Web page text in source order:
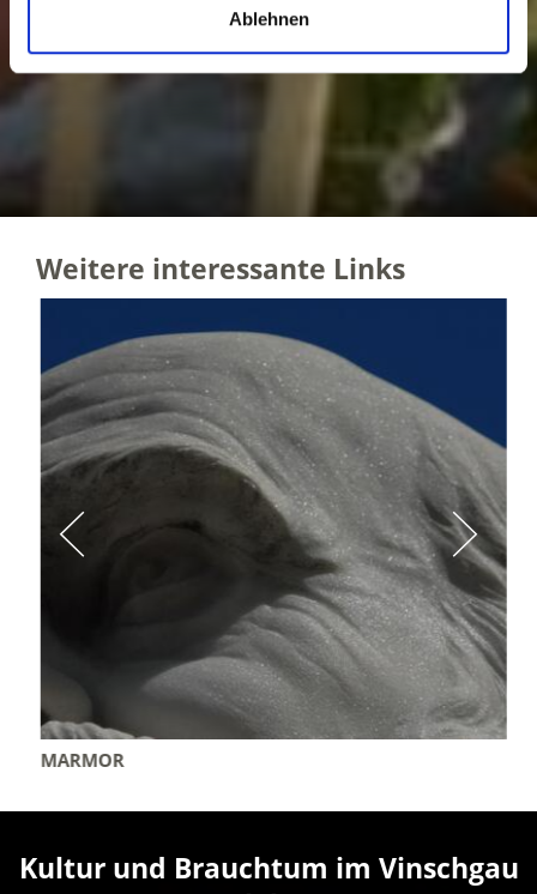
Ablehnen
Weitere interessante Links
MARMOR
Kultur und Brauchtum im Vinschgau